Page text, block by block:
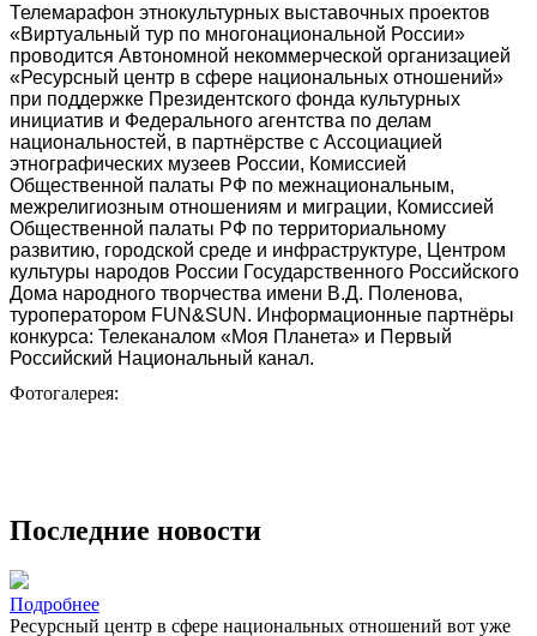
Телемарафон этнокультурных выставочных проектов
«Виртуальный тур по многонациональной России»
проводится Автономной некоммерческой организацией
«Ресурсный центр в сфере национальных отношений»
при поддержке Президентского фонда культурных
инициатив и Федерального агентства по делам
национальностей, в партнёрстве с Ассоциацией
этнографических музеев России, Комиссией
Общественной палаты РФ по межнациональным,
межрелигиозным отношениям и миграции, Комиссией
Общественной палаты РФ по территориальному
развитию, городской среде и инфраструктуре, Центром
культуры народов России Государственного Российского
Дома народного творчества имени В.Д. Поленова,
туроператором FUN&SUN. Информационные партнёры
конкурса: Телеканалом «Моя Планета» и Первый
Российский Национальный канал.
Фотогалерея:
Последние новости
Подробнее
Ресурсный центр в сфере национальных отношений вот уже